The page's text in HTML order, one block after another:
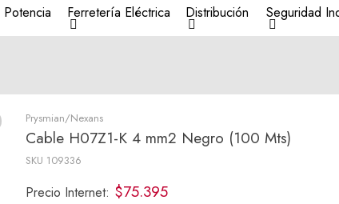
Ferretería Eléctrica Distribución Seguridad
Prysmian/Nexans
Cable H07Z1-K 4 mm2 Negro (100 Mts)
SKU 109336
Precio Internet: $75.395